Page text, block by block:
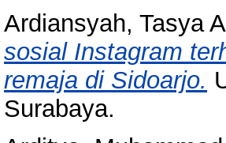
Ardiansyah, Tasya
sosial Instagram
remaja di Sidoarjo.
Surabaya.